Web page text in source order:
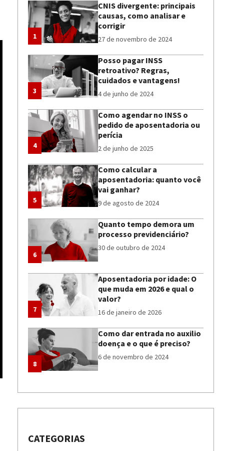
1
CNIS divergente: principais
causas, como analisar e
corrigir
27 de novembro de 2024
3
Posso pagar INSS
retroativo? Regras,
cuidados e vantagens!
4 de junho de 2024
4
Como agendar no INSS o
pedido de aposentadoria ou
perícia
2 de junho de 2025
5
Como calcular a
aposentadoria: quanto você
vai ganhar?
9 de agosto de 2024
6
Quanto tempo demora um
processo previdenciário?
30 de outubro de 2024
7
Aposentadoria por idade: O
que muda em 2026 e qual o
valor?
16 de janeiro de 2026
8
Como dar entrada no auxilio
doença e o que é preciso?
6 de novembro de 2024
CATEGORIAS